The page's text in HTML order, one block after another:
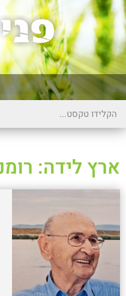
ארץ לידה: